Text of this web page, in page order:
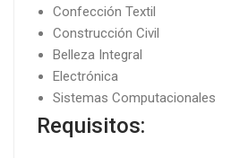
Confección Textil
Construcción Civil
Belleza Integral
Electrónica
Sistemas Computacionales
Requisitos: